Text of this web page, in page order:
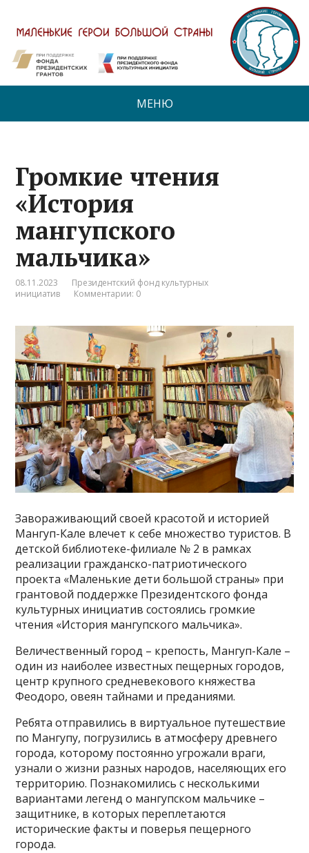
МЕНЮ
Громкие чтения
«История
мангупского
мальчика»
08.11.2023
Президентский фонд культурных
инициатив
Комментарии: 0
Завораживающий своей красотой и историей
Мангуп-Кале влечет к себе множество туристов. В
детской библиотеке-филиале № 2 в рамках
реализации гражданско-патриотического
проекта «Маленькие дети большой страны» при
грантовой поддержке Президентского фонда
культурных инициатив состоялись громкие
чтения «История мангупского мальчика».
Величественный город – крепость, Мангуп-Кале –
один из наиболее известных пещерных городов,
центр крупного средневекового княжества
Феодоро, овеян тайнами и преданиями.
Ребята отправились в виртуальное путешествие
по Мангупу, погрузились в атмосферу древнего
города, которому постоянно угрожали враги,
узнали о жизни разных народов, населяющих его
территорию. Познакомились с несколькими
вариантами легенд о мангупском мальчике –
защитнике, в которых переплетаются
исторические факты и поверья пещерного
города.